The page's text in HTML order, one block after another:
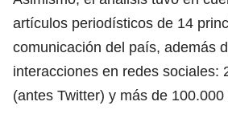
artículos periodísticos de 14
comunicación del país, además
interacciones en redes sociales:
(antes Twitter) y más de